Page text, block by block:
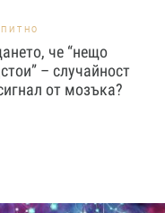
че “нещо
– случайност
от мозъка?